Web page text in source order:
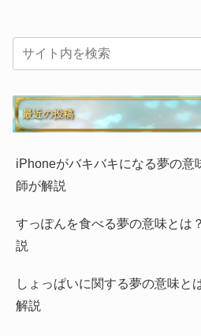
最近の投稿
iPhoneがバキバキになる夢の意
師が解説
すっぽんを食べる夢の意味とは
説
しょっぱいに関する夢の意味と
解説